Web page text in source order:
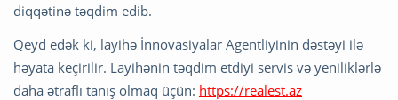
diqqətinə təqdim edib.
Qeyd edək ki, layihə İnnovasiyalar Agentliyinin dəstəyi ilə
həyata keçirilir. Layihənin təqdim etdiyi servis və yeniliklərlə
daha ətraflı tanış olmaq üçün: https://realest.az